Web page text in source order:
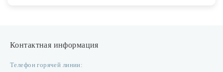
Контактная информация
Телефон горячей линии: